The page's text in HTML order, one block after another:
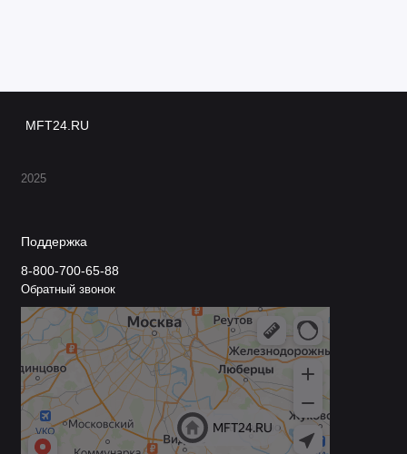
MFT24.RU
2025
Поддержка
8-800-700-65-88
Обратный звонок